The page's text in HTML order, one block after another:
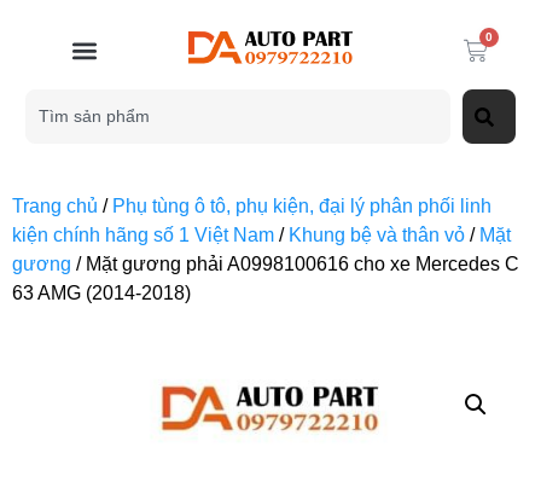
0
Trang chủ / Phụ tùng ô tô, phụ kiện, đại lý phân phối linh
kiện chính hãng số 1 Việt Nam / Khung bệ và thân vỏ / Mặt
gương / Mặt gương phải A0998100616 cho xe Mercedes C
63 AMG (2014-2018)